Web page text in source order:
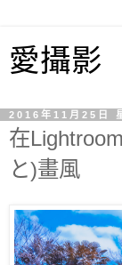
愛攝影
2016年11月25日
在
と)畫風